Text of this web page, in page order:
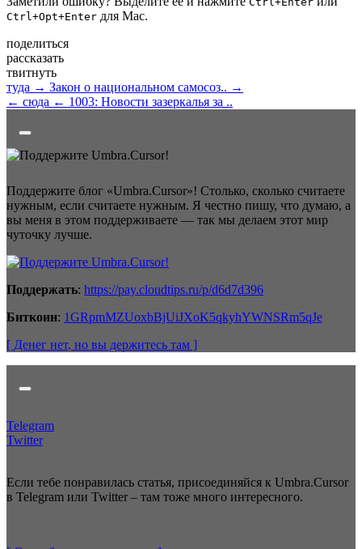
Ctrl+Opt+Enter для Mac.
поделиться
рассказать
твитнуть
туда → Закон о национальном самосоз.. →
← сюда ← 1003: Новости зазеркалья за ..
Поддержите блог «Umbra.Cursor»! Столько, сколько считаете
нужным, если считаете нужным. Я честно пишу, что думаю, а
вы меня в этом поддерживаете — так мы делаем этот мир
чуточку лучше.
Поддержать: https://pay.cloudtips.ru/p/d6d7d396
Биткоин: 1GRpmMZUoxbBjUiJXoK5qkyhYWNSRm5qJe
[ Денег нет, но вы держитесь там ]
Telegram
Twitter
Если тебе понравилась статья, присоединяйся к Umbra.Cursor
в Telegram или Twitter – там тоже много интересного.